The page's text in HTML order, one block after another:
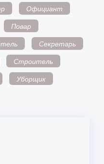
Официант
Повар
Секретарь
Строитель
Уборщик